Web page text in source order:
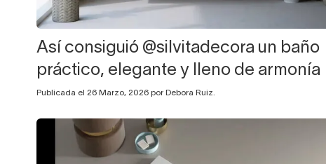
Así consiguió @silvitadecora un baño
práctico, elegante y lleno de armonía
Publicada el 26 Marzo, 2026 por Debora Ruiz.